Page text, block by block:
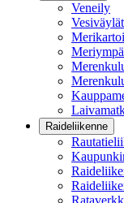
Veneily
Raideliikenne